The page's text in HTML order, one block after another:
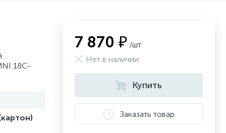
18C-
7 870 ₽ /шт
Нет в наличии
Купить
Заказать товар